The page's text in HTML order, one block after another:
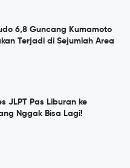
6,8 Guncang Kumamoto
Terjadi di Sejumlah Area
JLPT Pas Liburan ke
Nggak Bisa Lagi!